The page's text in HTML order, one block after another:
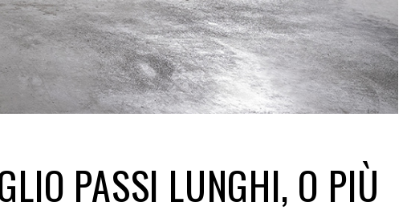
PASSI LUNGHI, O PIÙ